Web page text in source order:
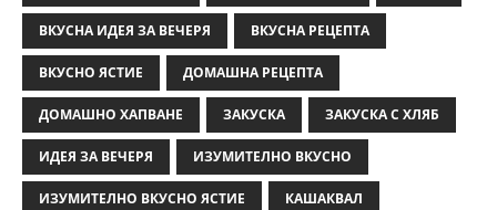
ВКУСНА ИДЕЯ ЗА ВЕЧЕРЯ ВКУСНА РЕЦЕПТА
ВКУСНО ЯСТИЕ ДОМАШНА РЕЦЕПТА
ДОМАШНО ХАПВАНЕ ЗАКУСКА ЗАКУСКА С ХЛЯБ
ИДЕЯ ЗА ВЕЧЕРЯ ИЗУМИТЕЛНО ВКУСНО
ИЗУМИТЕЛНО ВКУСНО ЯСТИЕ КАШАКВАЛ